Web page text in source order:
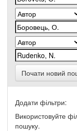
Почати новий
Додати фільтри:
Використовуйте
пошуку.